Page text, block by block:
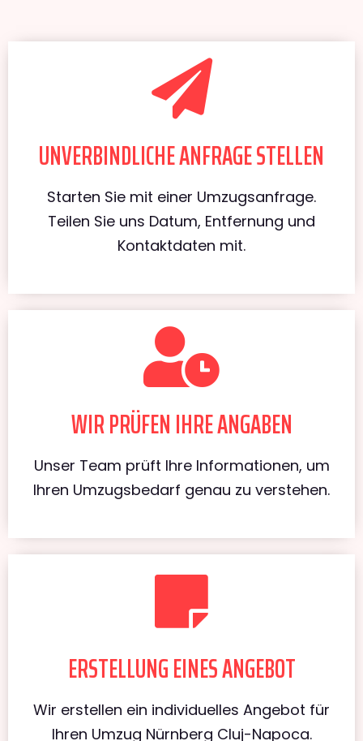
UNVERBINDLICHE ANFRAGE STELLEN
Starten Sie mit einer Umzugsanfrage.
Teilen Sie uns Datum, Entfernung und
Kontaktdaten mit.
WIR PRÜFEN IHRE ANGABEN
Unser Team prüft Ihre Informationen, um
Ihren Umzugsbedarf genau zu verstehen.
ERSTELLUNG EINES ANGEBOT
Wir erstellen ein individuelles Angebot für
Ihren Umzug Nürnberg Cluj-Napoca.